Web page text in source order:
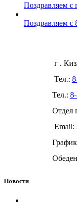
Поздравляем с
Поздравляем с
г .
Тел.:
Тел.:
Отдел
Email:
Новости